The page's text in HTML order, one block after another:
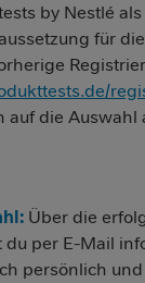
by Nestlé
für
auf die Auswahl
Über die
per E-Mail
persönlich